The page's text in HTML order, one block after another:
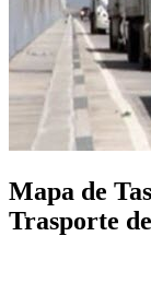
Mapa de
Trasporte